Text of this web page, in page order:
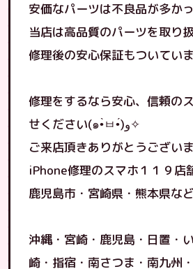
安価なパーツは不良品が多か
当店は高品質のパーツを取り
修理後の安心保証もついていま
修理をするなら安心、信頼の
せください(๑•̀ㅂ•́)و✧
ご来店頂きありがとうござい
iPhone修理のスマホ１１９店
鹿児島市・宮崎県・熊本県など
沖縄・宮崎・鹿児島・日置・
崎・指宿・南さつま・南九州